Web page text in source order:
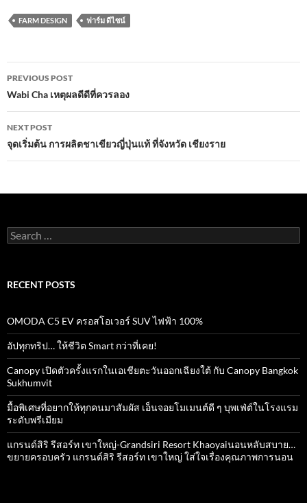
e
b
o
o
k
itt
er
ail at
s
A
p
FARM DESIGN ฟาร์ม ดีไซน์
Post
navigation
PREVIOUS POST
Wabi Cha เหตุผลดีดีที่ควรลอง
NEXT POST
จุดเริ่มต้น การผลิตชาเขียวญี่ปุ่นแท้ ที่จังหวัด เชียงราย
Search
for:
RECENT POSTS
OMODA C5 EV ครอสโอเวอร์ SUV ไฟฟ้า 100%
อัปทุกทริป… ให้ชีวิต Smart กว่าที่เคย!
Canopy เปิดตัวครั้งแรกในเอเชียตะวันออกเฉียงใต้ กับ Canopy Bangkok
Sukhumvit
มื้อพิเศษที่อยากให้ทุกคนมาสัมผัส เอ็นจอยโมเมนต์ดี ๆ บุพเฟ่ต์ในโรงแรม
ระดับพรีเมียม
แกรนด์สิริ​ รีสอร์ท​ เขาใหญ่​-Grandsiri​ Resort​ Khaoyaiนอนหลับสบาย…
ขยายครอบครัว แกรนด์สิริ รีสอร์ท เขาใหญ่ ใส่ใจเรื่องคุณภาพการนอน